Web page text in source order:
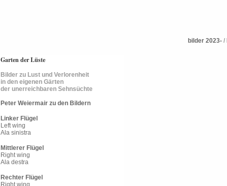
bilder 2023- /
Garten der Lüste
Bilder zu Lust und Verlorenheit
in den eigenen Gärten
der unerreichbaren Sehnsüchte
Peter Weiermair zu den Bildern
Linker Flügel
Left wing
Ala sinistra
Mittlerer Flügel
Right wing
Ala destra
Rechter Flügel
Right wing